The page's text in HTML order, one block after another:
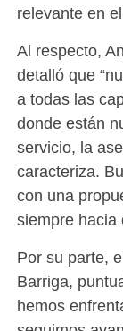
relevante en
Al respecto,
detalló que
a todas las
donde están
servicio, la
caracteriza.
con una
siempre hacia
Por su parte,
Barriga,
hemos